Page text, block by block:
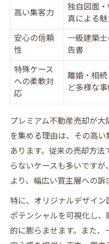
高い集客力
独自図面
真による
安心の信頼
性
一級建築
告書
特殊ケース
への柔軟対
応
離婚・相
ど多様な
プレミアム不動産売却が
を集める理由は、その高
あります。従来の売却方
らないケースも多いです
より、幅広い買主層への訴
特に、オリジナルデザイ
ポテンシャルを可視化し
的に膨らませます。また、